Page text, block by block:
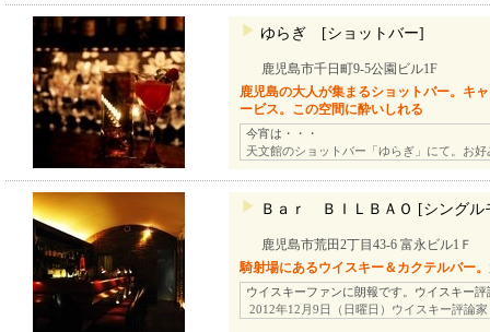
ゆらぎ [ショットバー]
鹿児島市千日町9-5公園ビル1F
鹿児島の大人が集まるショットバー。キ
ービス。この空間に酔いしれる
今宵は・・・
天文館のショットバー「ゆらぎ」にて。お
Ｂａｒ ＢＩＬＢＡＯ [シングル
鹿児島市荒田2丁目43-6 富永ビル1Ｆ
騎射場にあるウイスキー＆カクテルバー
ウイスキーファンに朗報です。ウイスキー
2012年12月9日（日曜日）ウイスキー評論